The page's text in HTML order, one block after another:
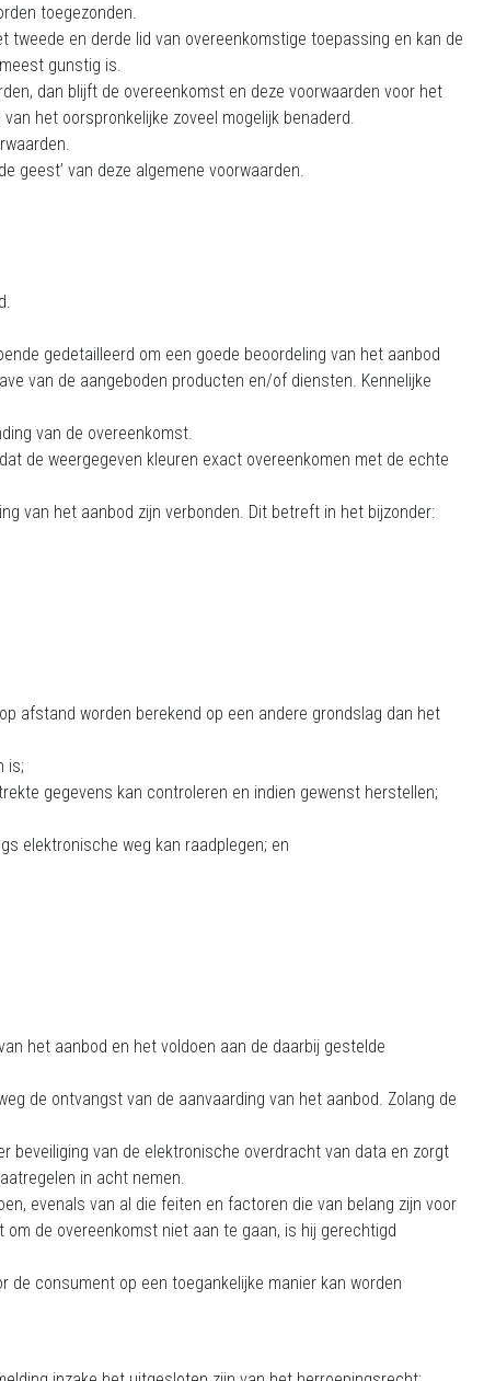
toegezonden.
en derde lid van overeenkomstige toepassing en kan de
gunstig is.
dan blijft de overeenkomst en deze voorwaarden voor het
het oorspronkelijke zoveel mogelijk benaderd.
geest’ van deze algemene voorwaarden.
gedetailleerd om een goede beoordeling van het aanbod
van de aangeboden producten en/of diensten. Kennelijke
van de overeenkomst.
de weergegeven kleuren exact overeenkomen met de echte
van het aanbod zijn verbonden. Dit betreft in het bijzonder:
afstand worden berekend op een andere grondslag dan het
is;
gegevens kan controleren en indien gewenst herstellen;
elektronische weg kan raadplegen; en
het aanbod en het voldoen aan de daarbij gestelde
de ontvangst van de aanvaarding van het aanbod. Zolang de
van de elektronische overdracht van data en zorgt
in acht nemen.
evenals van al die feiten en factoren die van belang zijn voor
de overeenkomst niet aan te gaan, is hij gerechtigd
consument op een toegankelijke manier kan worden